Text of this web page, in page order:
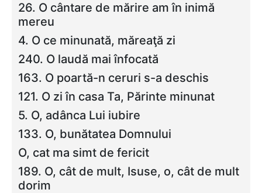
26. O cântare de mărire am în inimă
mereu
4. O ce minunată, măreaţă zi
240. O laudă mai înfocată
163. O poartă-n ceruri s-a deschis
121. O zi în casa Ta, Părinte minunat
5. O, adânca Lui iubire
133. O, bunătatea Domnului
O, cat ma simt de fericit
189. O, cât de mult, Isuse, o, cât de mult
dorim